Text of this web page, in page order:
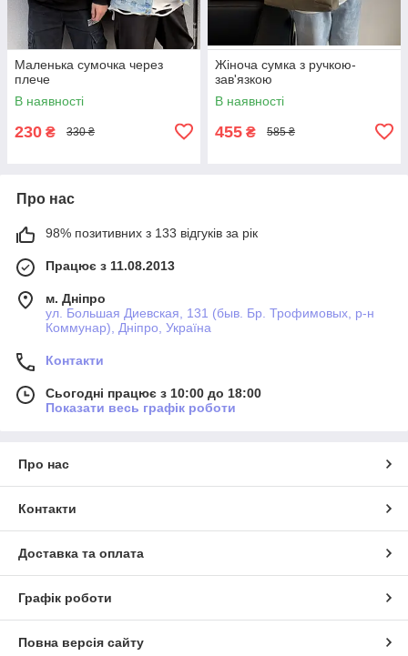
Маленька сумочка через
плече
В наявності
230 ₴ 330 ₴
Жіноча сумка з ручкою-
зав'язкою
В наявності
455 ₴ 585 ₴
Про нас
98% позитивних з 133 відгуків за рік
Працює з 11.08.2013
м. Дніпро
ул. Большая Диевская, 131 (быв. Бр. Трофимовых, р-н
Коммунар), Дніпро, Україна
Контакти
Сьогодні працює з 10:00 до 18:00
Показати весь графік роботи
Про нас
Контакти
Доставка та оплата
Графік роботи
Повна версія сайту